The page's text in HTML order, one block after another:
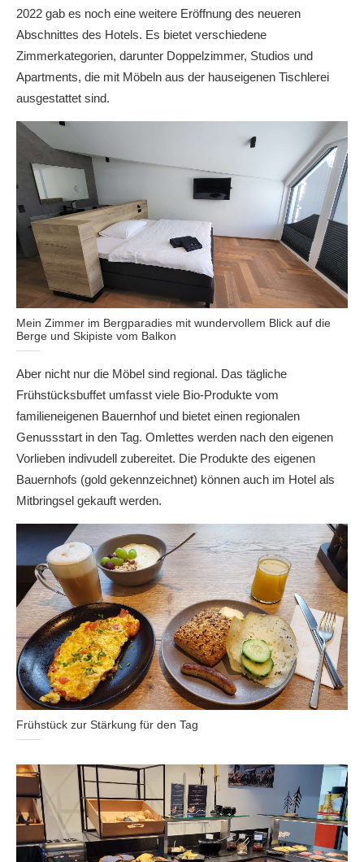
2022 gab es noch eine weitere Eröffnung des neueren
Abschnittes des Hotels. Es bietet verschiedene
Zimmerkategorien, darunter Doppelzimmer, Studios und
Apartments, die mit Möbeln aus der hauseigenen Tischlerei
ausgestattet sind.
Mein Zimmer im Bergparadies mit wundervollem Blick auf die
Berge und Skipiste vom Balkon
Aber nicht nur die Möbel sind regional. Das tägliche
Frühstücksbuffet umfasst viele Bio-Produkte vom
familieneigenen Bauernhof und bietet einen regionalen
Genussstart in den Tag. Omlettes werden nach den eigenen
Vorlieben indivudell zubereitet. Die Produkte des eigenen
Bauernhofs (gold gekennzeichnet) können auch im Hotel als
Mitbringsel gekauft werden.
Frühstück zur Stärkung für den Tag